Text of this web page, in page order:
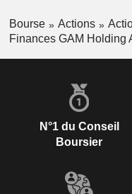
Bourse Actions
Finances GAM Holding
N°1 du Conseil
Boursier